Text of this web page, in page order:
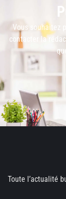
Vous souhaitez
contacter la
Toute l’actualité